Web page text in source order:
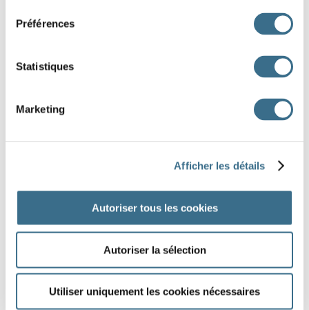
Préférences
Statistiques
Marketing
Afficher les détails
Autoriser tous les cookies
Autoriser la sélection
Utiliser uniquement les cookies nécessaires